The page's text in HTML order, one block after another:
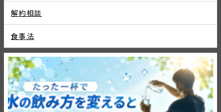
解約相談
食事法